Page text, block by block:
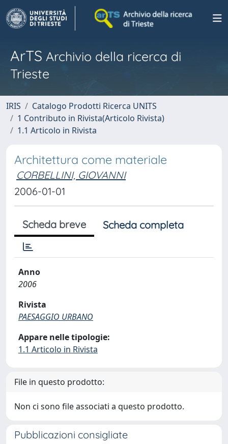
ArTS Archivio della ricerca di
Trieste
IRIS
Catalogo Prodotti Ricerca UNITS
1 Contributo in Rivista(Articolo Rivista)
1.1 Articolo in Rivista
Architettura come materiale
CORBELLINI, GIOVANNI
2006-01-01
Scheda breve Scheda completa
Anno
2006
Rivista
PAESAGGIO URBANO
Appare nelle tipologie:
1.1 Articolo in Rivista
File in questo prodotto:
Non ci sono file associati a questo prodotto.
Pubblicazioni consigliate